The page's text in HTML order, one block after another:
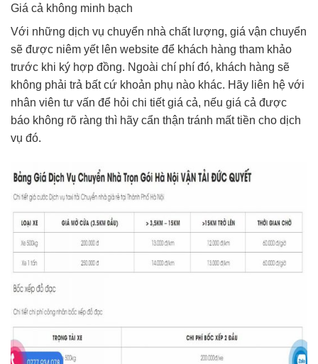
Giá cả không minh bạch
Với những dịch vụ chuyển nhà chất lượng, giá vận chuyển
sẽ được niêm yết lên website để khách hàng tham khảo
trước khi ký hợp đồng. Ngoài chí phí đó, khách hàng sẽ
không phải trả bất cứ khoản phụ nào khác. Hãy liên hệ với
nhân viên tư vấn để hỏi chi tiết giá cả, nếu giá cả được
báo không rõ ràng thì hãy cẩn thận tránh mất tiền cho dịch
vụ đó.